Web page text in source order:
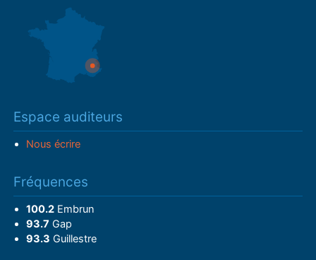
Espace auditeurs
Nous écrire
Fréquences
100.2Embrun
93.7 Gap
93.3 Guillestre